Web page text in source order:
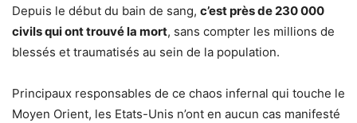
Depuis le début du bain de sang, c’est près de 230 000
civils qui ont trouvé la mort, sans compter les millions de
blessés et traumatisés au sein de la population.
Principaux responsables de ce chaos infernal qui touche le
Moyen Orient, les Etats-Unis n’ont en aucun cas manifesté